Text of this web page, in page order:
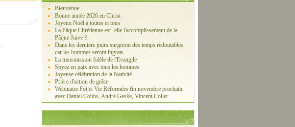
Bienvenue
Bonne année 2026 en Christ
Joyeux Noël à toutes et tous
La Pâque Chrétienne est -elle l'accomplissement de la
Pâque Juive ?
Dans les derniers jours surgiront des temps redoutables
car les hommes seront ingrats
La transmission fidèle de l'Evangile
Soyez en paix avec tous les hommes
Joyeuse célébration de la Nativité
Prière d'action de grâce
Webinaire Foi et Vie Réformées fin novembre prochain
avec Daniel Cobbs, André Geske, Vincent Collet